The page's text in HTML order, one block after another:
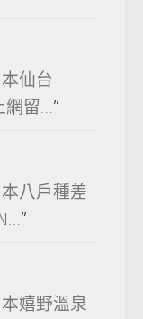
本仙台
網留…”
本八戶種差
”
本嬉野溫泉